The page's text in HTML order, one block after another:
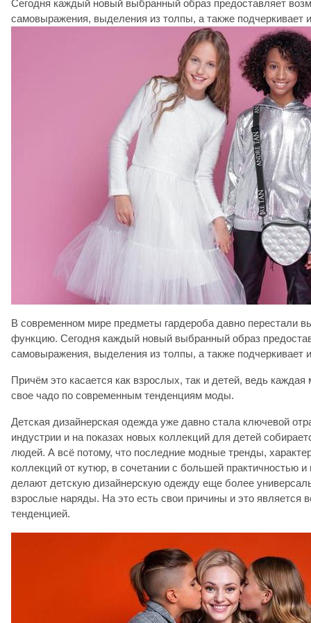
Сегодня каждый новый выбранный образ предоставляет
самовыражения, выделения из толпы, а также подчеркивает
В современном мире предметы гардероба давно перестали
функцию. Сегодня каждый новый выбранный образ
самовыражения, выделения из толпы, а также подчеркивает
Причём это касается как взрослых, так и детей, ведь
свое чадо по современным тенденциям моды.
Детская дизайнерская одежда уже давно стала ключевой
индустрии и на показах новых коллекций для детей
людей. А всё потому, что последние модные тренды,
коллекций от кутюр, в сочетании с большей практичностью
делают детскую дизайнерскую одежду еще более
взрослые наряды. На это есть свои причины и это является
тенденцией.